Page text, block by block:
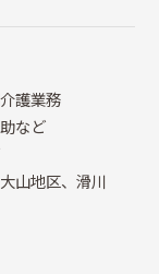
護業務
など
山地区、滑川